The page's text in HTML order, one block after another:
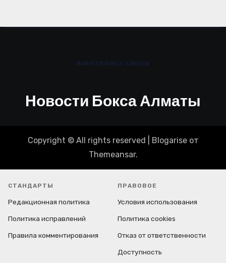
Новости Бокса Алматы
Copyright © All rights reserved Blogariseот
Themeansar.
СТАНДАРТЫ
Редакционная политика
Политика исправлений
Правила комментирования
ПРАВОВОЕ
Условия использования
Политика cookies
Отказ от ответственности
Доступность